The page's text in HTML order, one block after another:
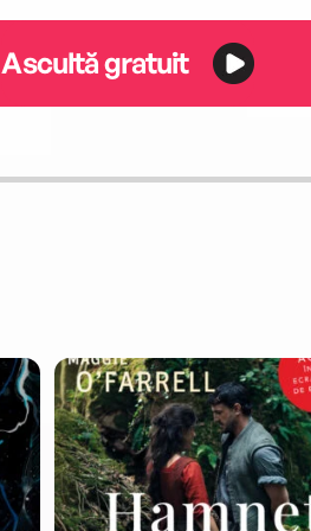
Ascultă gratuit